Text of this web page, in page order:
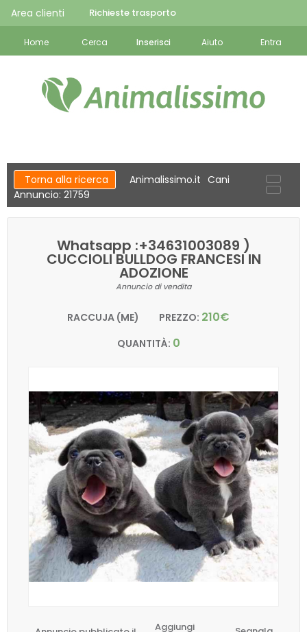
Area clienti Richieste trasporto
Home Cerca Inserisci Aiuto Entra
Torna alla ricerca Animalissimo.it Cani
Annuncio: 21759
Whatsapp :+34631003089 )
CUCCIOLI BULLDOG FRANCESI IN
ADOZIONE
Annuncio di vendita
RACCUJA (ME) PREZZO: 210€
QUANTITÀ: 0
Aggiungi